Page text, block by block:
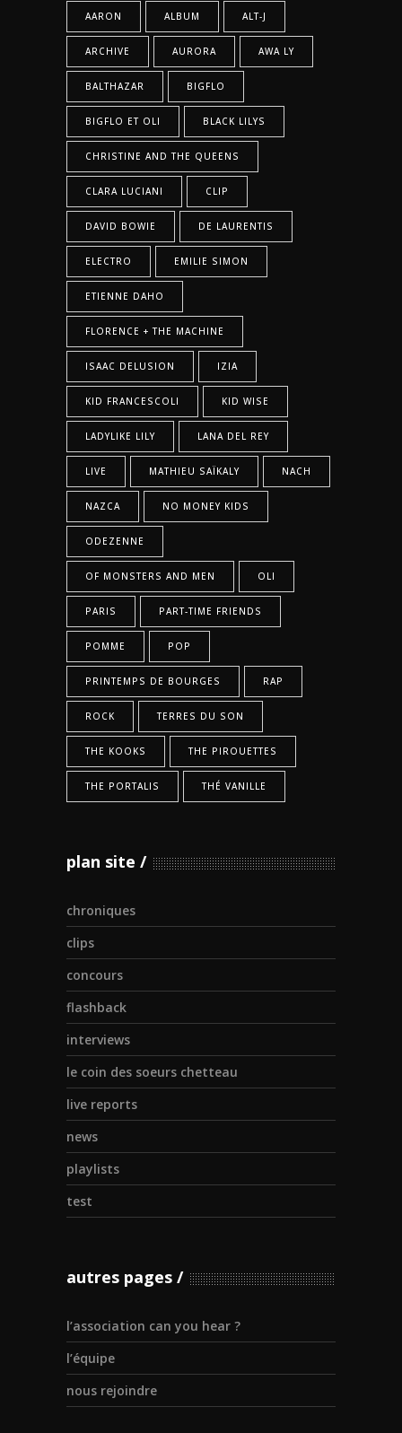
AARON ALBUM ALT-J
ARCHIVE AURORA AWA LY
BALTHAZAR BIGFLO
BIGFLO ET OLI BLACK LILYS
CHRISTINE AND THE QUEENS
CLARA LUCIANI CLIP
DAVID BOWIE DE LAURENTIS
ELECTRO EMILIE SIMON
ETIENNE DAHO
FLORENCE + THE MACHINE
ISAAC DELUSION IZIA
KID FRANCESCOLI KID WISE
LADYLIKE LILY LANA DEL REY
LIVE MATHIEU SAÏKALY NACH
NAZCA NO MONEY KIDS
ODEZENNE
OF MONSTERS AND MEN OLI
PARIS PART-TIME FRIENDS
POMME POP
PRINTEMPS DE BOURGES RAP
ROCK TERRES DU SON
THE KOOKS THE PIROUETTES
THE PORTALIS THÉ VANILLE
plan site
chroniques
clips
concours
flashback
interviews
le coin des soeurs chetteau
live reports
news
playlists
test
autres pages
l’association can you hear ?
l’équipe
nous rejoindre